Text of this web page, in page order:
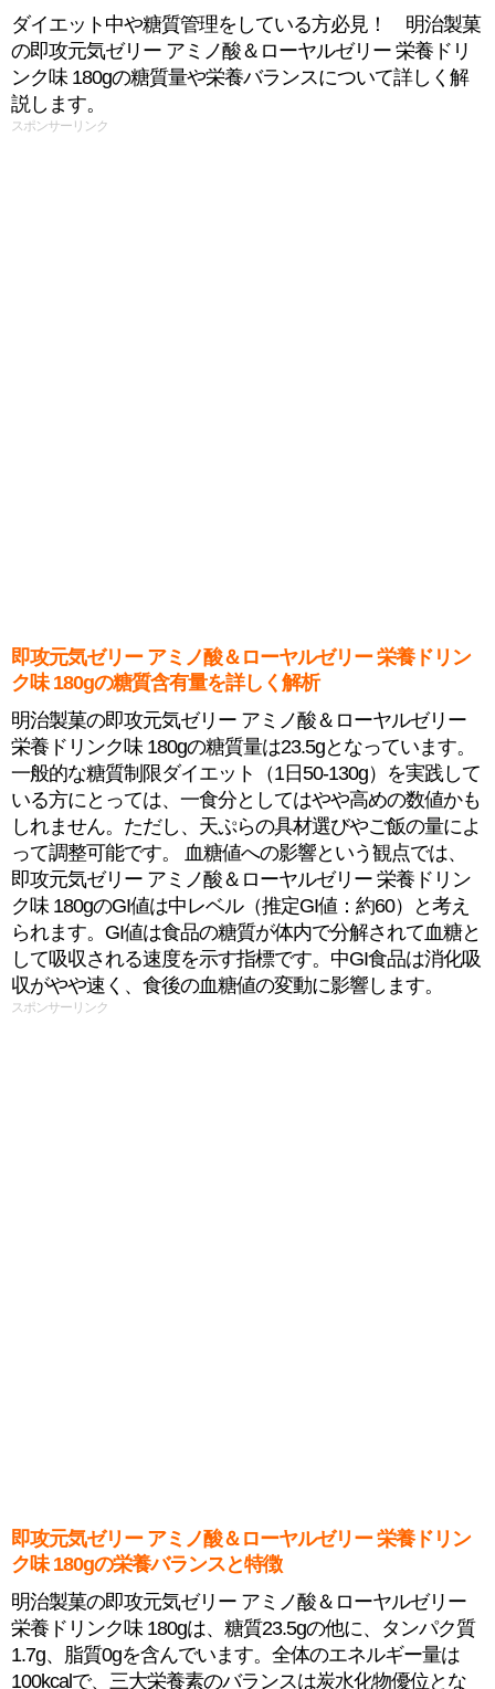
ダイエット中や糖質管理をしている方必見！ 明治製菓
の即攻元気ゼリー アミノ酸＆ローヤルゼリー 栄養ドリ
ンク味 180gの糖質量や栄養バランスについて詳しく解
説します。
スポンサーリンク
即攻元気ゼリー アミノ酸＆ローヤルゼリー 栄養ドリン
ク味 180gの糖質含有量を詳しく解析
明治製菓の即攻元気ゼリー アミノ酸＆ローヤルゼリー
栄養ドリンク味 180gの糖質量は23.5gとなっています。
一般的な糖質制限ダイエット（1日50-130g）を実践して
いる方にとっては、一食分としてはやや高めの数値かも
しれません。ただし、天ぷらの具材選びやご飯の量によ
って調整可能です。 血糖値への影響という観点では、
即攻元気ゼリー アミノ酸＆ローヤルゼリー 栄養ドリン
ク味 180gのGI値は中レベル（推定GI値：約60）と考え
られます。GI値は食品の糖質が体内で分解されて血糖と
して吸収される速度を示す指標です。中GI食品は消化吸
収がやや速く、食後の血糖値の変動に影響します。
スポンサーリンク
即攻元気ゼリー アミノ酸＆ローヤルゼリー 栄養ドリン
ク味 180gの栄養バランスと特徴
明治製菓の即攻元気ゼリー アミノ酸＆ローヤルゼリー
栄養ドリンク味 180gは、糖質23.5gの他に、タンパク質
1.7g、脂質0gを含んでいます。全体のエネルギー量は
100kcalで、三大栄養素のバランスは炭水化物優位とな